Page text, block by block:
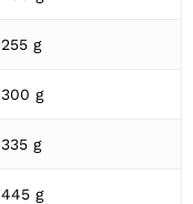
255 g
300 g
335 g
445 g